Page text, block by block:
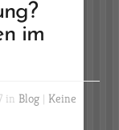
im
in Blog | Keine